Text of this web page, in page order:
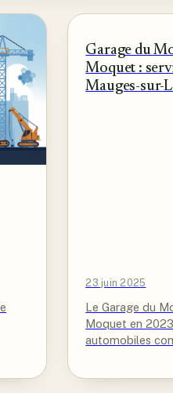
Garage du
Moquet :
Mauges-sur-
23 juin 2025
Le Garage du
Moquet en
automobiles